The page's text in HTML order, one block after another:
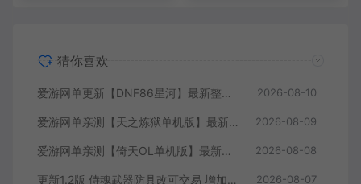
猜你喜欢
爱游网单更新【DNF86星河】最新整理第二版技改单机版本 快捷内辅 支持镶嵌 全职业二觉 修罗鬼泣等多职业技能脱手等特色技改版本 特色技能宝珠等 虚拟机一键端视频安装教学 2026-08-10
爱游网单亲测【天之炼狱单机版】最新整理怀旧无双炼狱端 带GM工具注册 GM权限命令发道具 视频安装教学 虚拟机一键端 2026-08-09
爱游网单亲测【倚天OL单机版】最新整理龙驹完善版 怀旧武侠网游单机 带GM工具可发物品装备 虚拟机一键端 视频安装教学 2026-08-08
更新1.2版 侍魂武器防具改可交易 增加掉落和在线奖励 DNF70星月侍魂联机版 新版技能 丰富异次元技能装备词条 护石 辟邪玉 皮肤外观 BUFF技能徽章 史诗装备特效徽章 技能宝珠等 在线点 装备靠爆 2026-08-07